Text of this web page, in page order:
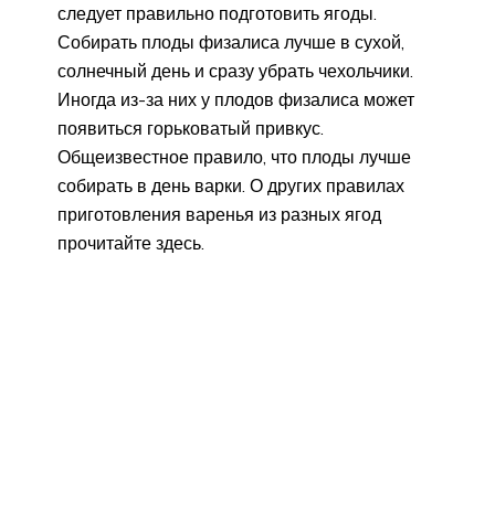
следует правильно подготовить ягоды.
Собирать плоды физалиса лучше в сухой,
солнечный день и сразу убрать чехольчики.
Иногда из-за них у плодов физалиса может
появиться горьковатый привкус.
Общеизвестное правило, что плоды лучше
собирать в день варки. О других правилах
приготовления варенья из разных ягод
прочитайте здесь.